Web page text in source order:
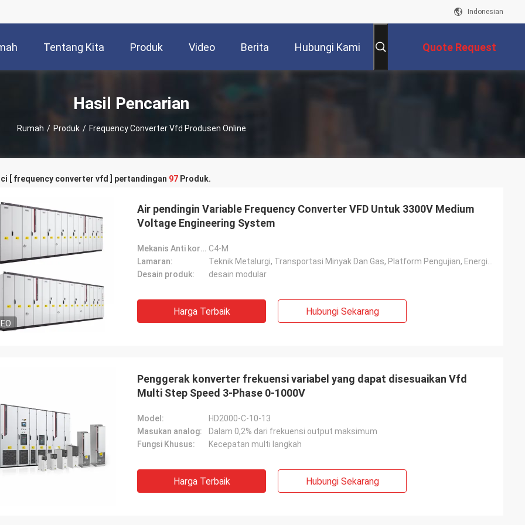
Indonesian
Tentang Kita Produk Video Berita Hubungi Kami Quote Request
Hasil Pencarian
Rumah / Produk / Frequency Converter Vfd Produsen Online
[ frequency converter vfd ] pertandingan 97 Produk.
Air pendingin Variable Frequency Converter VFD Untuk 3300V Medium
Voltage Engineering System
Mekanis Anti korosi: C4-M
Lamaran:
Desain produk:
desain modular
Harga Terbaik Hubungi Sekarang
Penggerak konverter frekuensi variabel yang dapat disesuaikan Vfd
Multi Step Speed 3-Phase 0-1000V
Model:
HD2000-C-10-13
Masukan analog:
Dalam 0,2% dari frekuensi output maksimum
Fungsi Khusus:
Kecepatan multi langkah
Harga Terbaik Hubungi Sekarang